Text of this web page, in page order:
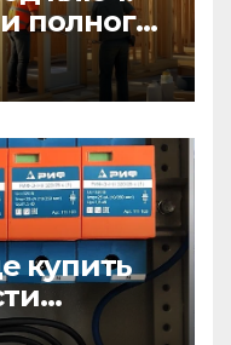
полного
купить
от